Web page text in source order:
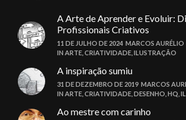
A Arte de Aprender e Evoluir:
Profissionais Criativos
11 DE JULHO DE 2024 MARCOS AURÉLIO
IN ARTE CRIATIVIDADE ILUSTRAÇÃO
A inspiração sumiu
31 DE DEZEMBRO DE 2019 MARCOS
IN ARTE CRIATIVIDADE DESENHO HQ
Ao mestre com carinho